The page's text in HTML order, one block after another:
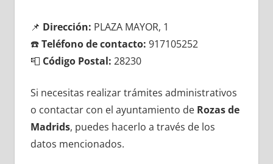
📌 Dirección: PLAZA MAYOR, 1
☎️Teléfono dе contacto: 917105252
📮 Código Postal: 28230
Si necesitas realizar trámites administrativos
ο contactar сοn el ayuntamiento dе Rozas dе
Madrids, puedes hacerlo а través dе los
datos mencionados.